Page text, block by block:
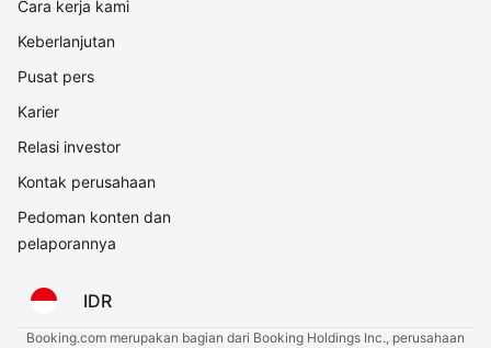
Cara kerja kami
Keberlanjutan
Pusat pers
Karier
Relasi investor
Kontak perusahaan
Pedoman konten dan
pelaporannya
IDR
Booking.com merupakan bagian dari Booking Holdings Inc., perusahaan